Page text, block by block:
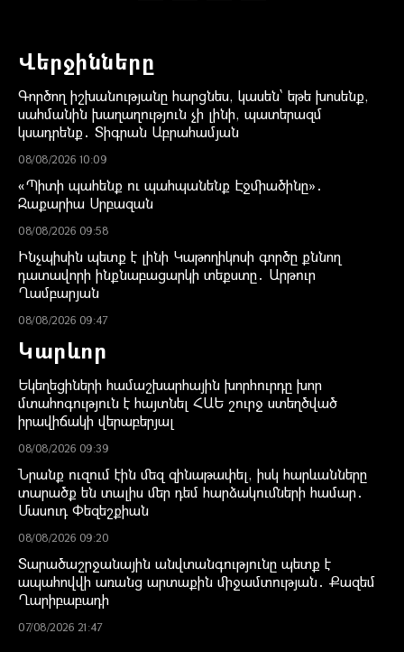
Վերջինները
Գործող իշխանությանը հարցնես, կասեն՝ եթե խոսենք,
սահմանին խաղաղություն չի լինի, պատերազմ
կսադրենք․ Տիգրան Աբրահամյան
08/08/2026 10:09
«Պիտի պահենք ու պահպանենք Էջմիածինը»․
Զաքարիա Սրբազան
08/08/2026 09:58
Ինչպիսին պետք է լինի Կաթողիկոսի գործը քննող
դատավորի ինքնաբացարկի տեքստը․ Արթուր
Ղամբարյան
08/08/2026 09:47
Կարևոր
Եկեղեցիների համաշխարհային խորհուրդը խոր
մտահոգություն է հայտնել ՀԱԵ շուրջ ստեղծված
իրավիճակի վերաբերյալ
08/08/2026 09:39
Նրանք ուզում էին մեզ զինաթափել, իսկ հարևանները
տարածք են տալիս մեր դեմ հարձակումների համար․
Մասուդ Փեզեշքիան
08/08/2026 09:20
Տարածաշրջանային անվտանգությունը պետք է
ապահովվի առանց արտաքին միջամտության․ Քազեմ
Ղարիբաբադի
07/08/2026 21:47